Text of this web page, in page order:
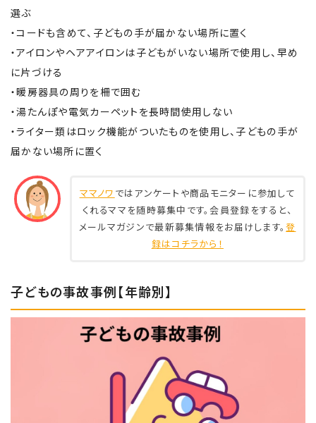
選ぶ
・コードも含めて、子どもの手が届かない場所に置く
・アイロンやヘアアイロンは子どもがいない場所で使用し、早め
に片づける
・暖房器具の周りを柵で囲む
・湯たんぽや電気カーペットを長時間使用しない
・ライター類はロック機能がついたものを使用し、子どもの手が
届かない場所に置く
ママノワ ではアンケートや商品モニターに参加して
くれるママを随時募集中です。会員登録をすると、
メールマガジンで最新募集情報をお届けします。登
録はコチラから！
子どもの事故事例【年齢別】